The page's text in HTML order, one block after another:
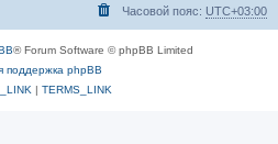
Часовой пояс: UTC+03:00
® Forum Software © phpBB Limited
поддержка phpBB
| TERMS_LINK